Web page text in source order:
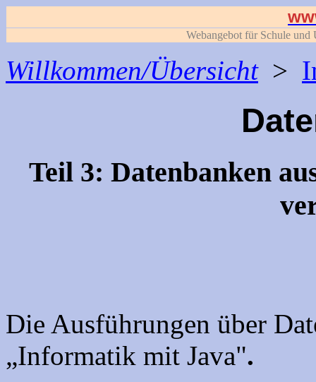
Webangebot für Schule
Willkommen/Übersicht>
Teil 3: Datenbanken
Die Ausführungen über
„Informatik mit Java".